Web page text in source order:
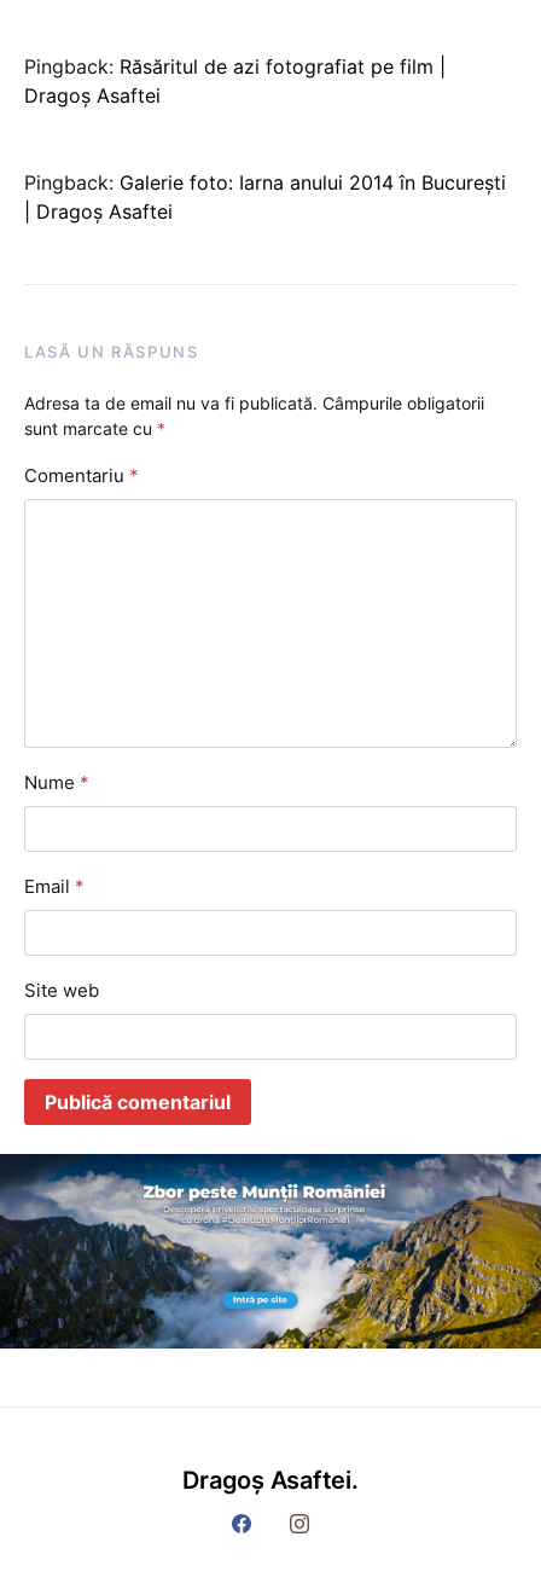
Pingback: Răsăritul de azi fotografiat pe film |
Dragoș Asaftei
Pingback: Galerie foto: Iarna anului 2014 în București
| Dragoș Asaftei
LASĂ UN RĂSPUNS
Adresa ta de email nu va fi publicată. Câmpurile obligatorii
sunt marcate cu *
Comentariu *
Nume *
Email *
Site web
Dragoș Asaftei.